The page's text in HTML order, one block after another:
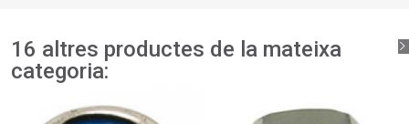
16 altres productes de la mateixa
categoria: